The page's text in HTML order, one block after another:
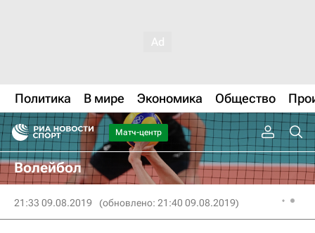
Политика В мире Экономика Общество
Матч-центр
Волейбол
21:33 09.08.2019 (обновлено: 21:40 09.08.2019)